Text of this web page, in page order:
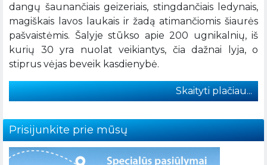
dangų šaunančiais geizeriais, stingdančiais ledynais,
magiškais lavos laukais ir žadą atimančiomis šiaurės
pašvaistėmis. Šalyje stūkso apie 200 ugnikalnių, iš
kurių 30 yra nuolat veikiantys, čia dažnai lyja, o
stiprus vėjas beveik kasdienybė.
Skaityti plačiau...
Prisijunkite prie mūsų